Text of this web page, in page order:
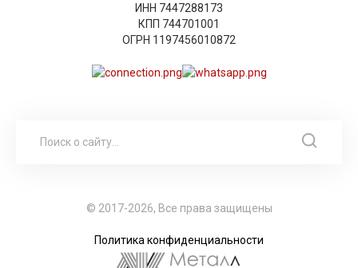
ИНН 7447288173
КПП 744701001
ОГРН 1197456010872
© 2017-2026, Все права защищены
Политика конфиденциальности